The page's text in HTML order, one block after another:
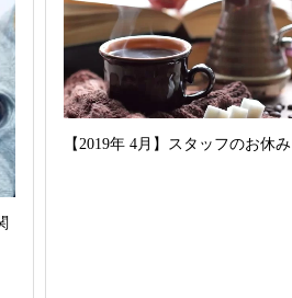
【2019年 4月】スタッフのお休み